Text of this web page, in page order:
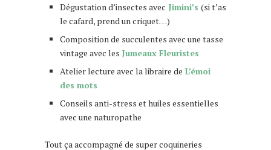
Dégustation d’insectes avec Jimini’s (si t’as
le cafard, prend un criquet…)
Composition de succulentes avec une tasse
vintage avec les Jumeaux Fleuristes
Atelier lecture avec la libraire de L’émoi
des mots
Conseils anti-stress et huiles essentielles
avec une naturopathe
Tout ça accompagné de super coquineries